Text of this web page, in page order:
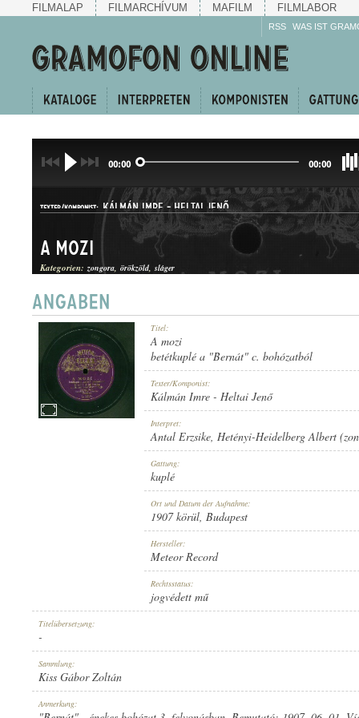
FILMALAP FILMARCHÍVUM MAFILM FILMLABOR
RSS WAS IST
00:00 00:00
TEXTER/KOMPONIST: KÁLMÁN IMRE- HELTAI JENŐ
KUPLÉ
1907 KÖRÜL
METEOR RECORD
C. 2204.
A mozi
Kategorien: zongora örökzöld sláger
Titel:
A mozi
betétkuplé a "Bernát" c. bohózatból
Texter/Komponist:
Kálmán Imre - Heltai Jenő
Interpret:
Antal Erzsike, Hetényi-Heidelberg Albert
Gattung:
kuplé
Ort und Datum der Aufnahme:
1907 körül, Budapest
Hersteller:
Meteor Record
Rechtsstatus:
jogvédett mű
Titelübersetzung:
-
Sammlung:
Kiss Gábor Zoltán
Anmerkung: